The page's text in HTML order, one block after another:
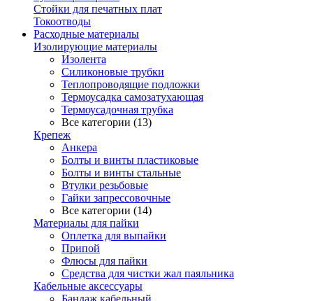
Стойки для печатных плат
Токоотводы
Расходные материалы
Изолирующие материалы
Изолента
Силиконовые трубки
Теплопроводящие подложки
Термоусадка самозатухающая
Термоусадочная трубка
Все категории (13)
Крепеж
Анкера
Болты и винты пластиковые
Болты и винты стальные
Втулки резьбовые
Гайки запрессовочные
Все категории (14)
Материалы для пайки
Оплетка для выпайки
Припой
Флюсы для пайки
Средства для чистки жал паяльника
Кабельные аксессуары
Бандаж кабельный